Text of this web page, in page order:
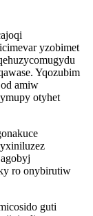
yzobimet
Yqozubim
amiw
otyhet
ro onybirutiw
guti